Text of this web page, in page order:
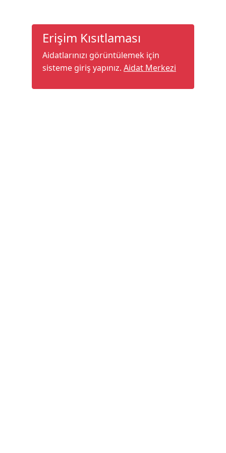
Erişim Kısıtlaması
Aidatlarınızı görüntülemek için
sisteme giriş yapınız. Aidat Merkezi